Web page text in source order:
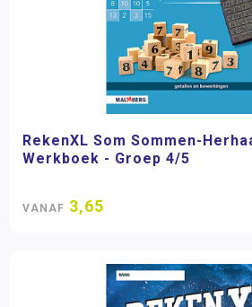
RekenXL Som Sommen-
Werkboek - Groep 4/5
VANAF 3,65